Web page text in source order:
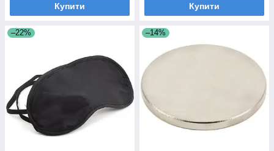
Купити Купити
–22% –14%